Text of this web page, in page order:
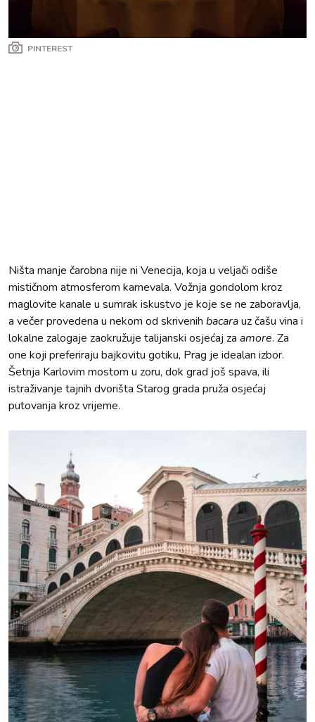
PINTEREST
Ništa manje čarobna nije ni Venecija, koja u veljači odiše
mističnom atmosferom karnevala. Vožnja gondolom kroz
maglovite kanale u sumrak iskustvo je koje se ne zaboravlja,
a večer provedena u nekom od skrivenih bacarauz čašu vina i
lokalne zalogaje zaokružuje talijanski osjećaj za amore. Za
one koji preferiraju bajkovitu gotiku, Prag je idealan izbor.
Šetnja Karlovim mostom u zoru, dok grad još spava, ili
istraživanje tajnih dvorišta Starog grada pruža osjećaj
putovanja kroz vrijeme.